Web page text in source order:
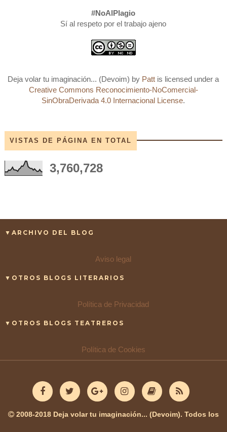
#NoAlPlagio
Sí al respeto por el trabajo ajeno
Deja volar tu imaginación... (Devoim) by Patt is licensed under a
Creative Commons Reconocimiento-NoComercial-
SinObraDerivada 4.0 Internacional License.
VISTAS DE PÁGINA EN TOTAL
3,760,728
▼ARCHIVO DEL BLOG
Aviso legal
▼OTROS BLOGS LITERARIOS
Política de Privacidad
▼OTROS BLOGS TEATREROS
Política de Cookies
2008-2018 Deja volar tu imaginación... (Devoim). Todos los